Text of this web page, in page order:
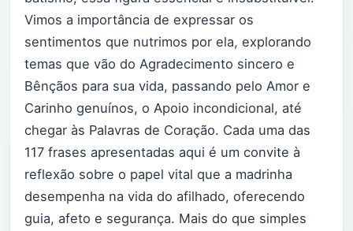
Vimos a importância de expressar os
sentimentos que nutrimos por ela, explorando
temas que vão do Agradecimento sincero e
Bênçãos para sua vida, passando pelo Amor e
Carinho genuínos, o Apoio incondicional, até
chegar às Palavras de Coração. Cada uma das
117 frases apresentadas aqui é um convite à
reflexão sobre o papel vital que a madrinha
desempenha na vida do afilhado, oferecendo
guia, afeto e segurança. Mais do que simples